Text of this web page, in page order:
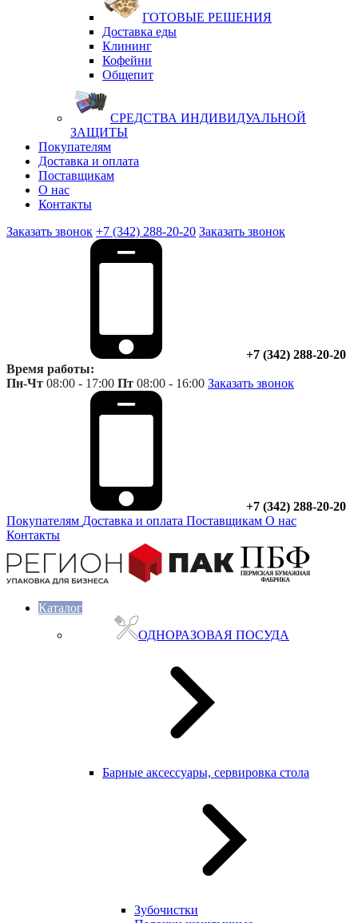
ГОТОВЫЕ РЕШЕНИЯ
Доставка еды
Клининг
Кофейни
Общепит
СРЕДСТВА ИНДИВИДУАЛЬНОЙ
ЗАЩИТЫ
Покупателям
Доставка и оплата
Поставщикам
О нас
Контакты
Заказать звонок +7 (342) 288-20-20 Заказать звонок
+7 (342) 288-20-20
Время работы:
Пн-Чт 08:00 - 17:00 Пт 08:00 - 16:00 Заказать звонок
+7 (342) 288-20-20
Покупателям Доставка и оплата Поставщикам О нас
Контакты
Каталог
ОДНОРАЗОВАЯ ПОСУДА
Барные аксессуары, сервировка стола
Зубочистки